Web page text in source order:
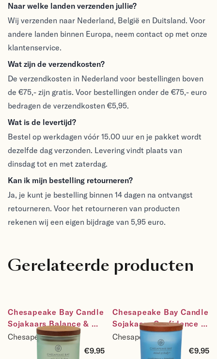
Naar welke landen verzenden jullie?
Wij verzenden naar Nederland, België en Duitsland. Voor
andere landen binnen Europa, neem contact op met onze
klantenservice.
Wat zijn de verzendkosten?
De verzendkosten in Nederland voor bestellingen boven
de €75,- zijn gratis. Voor bestellingen onder de €75,- euro
bedragen de verzendkosten €5,95.
Wat is de levertijd?
Bestel op werkdagen vóór 15.00 uur en je pakket wordt
dezelfde dag verzonden. Levering vindt plaats van
dinsdag tot en met zaterdag.
Kan ik mijn bestelling retourneren?
Ja, je kunt je bestelling binnen 14 dagen na ontvangst
retourneren. Voor het retourneren van producten
rekenen wij een eigen bijdrage van 5,95 euro.
Gerelateerde producten
Chesapeake Bay Candle
Sojakaars Balance &
Harmony - Waterlily
Pear - maat small
Chesapeake Bay
€9.95
Chesapeake Bay Candle
Sojakaars Confidence &
Freedom - Oak Moss
Amber - maat small
Chesapeake Bay
€9.95